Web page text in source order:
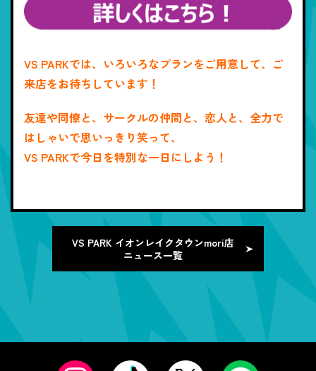
VS PARKでは、いろいろなプランをご用意して、ご
来店をお待ちしています！
友達や同僚と、サークルの仲間と、恋人と、全力で
はしゃいで思いっきり笑って、
VS PARKで今日を特別な一日にしよう！
VS PARK イオンレイクタウンmori店
ニュース一覧